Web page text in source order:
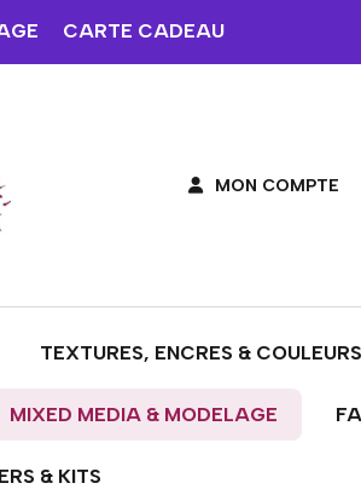
CARTE CADEAU
MON COMPTE
TEXTURES, ENCRES & COULEURS
MIXED MEDIA & MODELAGE
& KITS